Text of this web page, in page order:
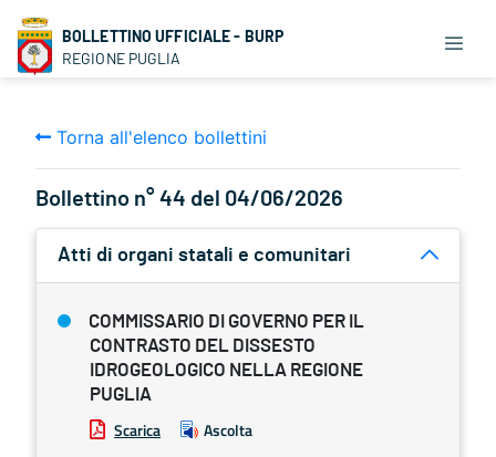
BOLLETTINO UFFICIALE - BURP
REGIONE PUGLIA
Torna all'elenco bollettini
Bollettino n° 44 del 04/06/2026
Atti di organi statali e comunitari
COMMISSARIO DI GOVERNO PER IL
CONTRASTO DEL DISSESTO
IDROGEOLOGICO NELLA REGIONE
PUGLIA
Scarica Ascolta